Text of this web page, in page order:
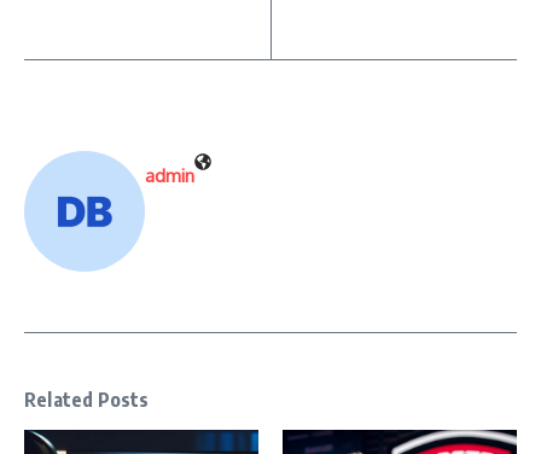
admin
Related Posts